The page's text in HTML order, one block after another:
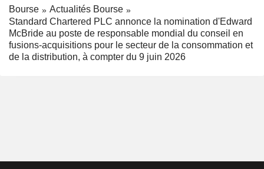
Bourse
Actualités Bourse
Standard Chartered PLC annonce la nomination d'Edward
McBride au poste de responsable mondial du conseil en
fusions-acquisitions pour le secteur de la consommation et
de la distribution, à compter du 9 juin 2026